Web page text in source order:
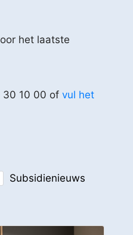
het laatste
30 10 00 of vul het
Subsidienieuws